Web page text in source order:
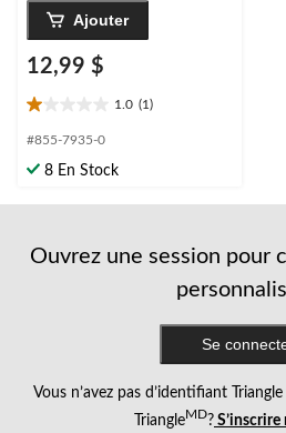
Ajouter
12,99 $
1.0 (1)
1.0
étoile(s)
5.
#855-7935-0
8 En Stock
Ouvrez une session pour
Se
Vous n’avez pas d’identifiant
TriangleMD?